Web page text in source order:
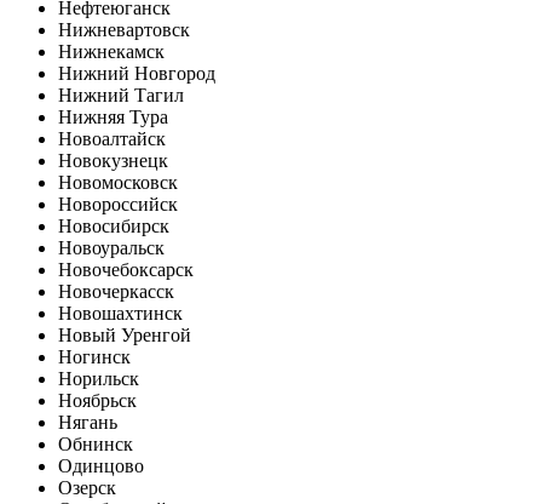
Нефтеюганск
Нижневартовск
Нижнекамск
Нижний Новгород
Нижний Тагил
Нижняя Тура
Новоалтайск
Новокузнецк
Новомосковск
Новороссийск
Новосибирск
Новоуральск
Новочебоксарск
Новочеркасск
Новошахтинск
Новый Уренгой
Ногинск
Норильск
Ноябрьск
Нягань
Обнинск
Одинцово
Озерск